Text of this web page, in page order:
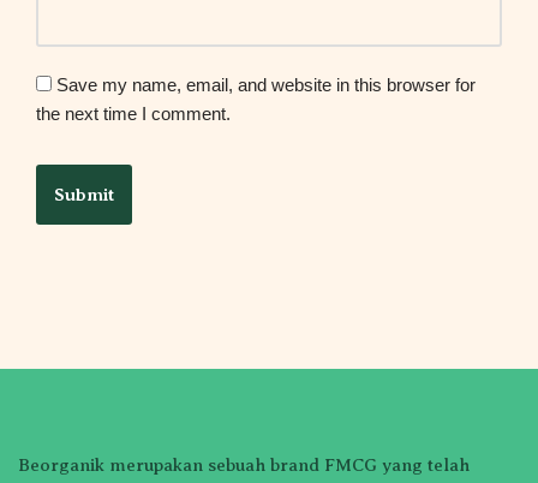
Save my name, email, and website in this browser for
the next time I comment.
Beorganik merupakan sebuah brand FMCG yang telah